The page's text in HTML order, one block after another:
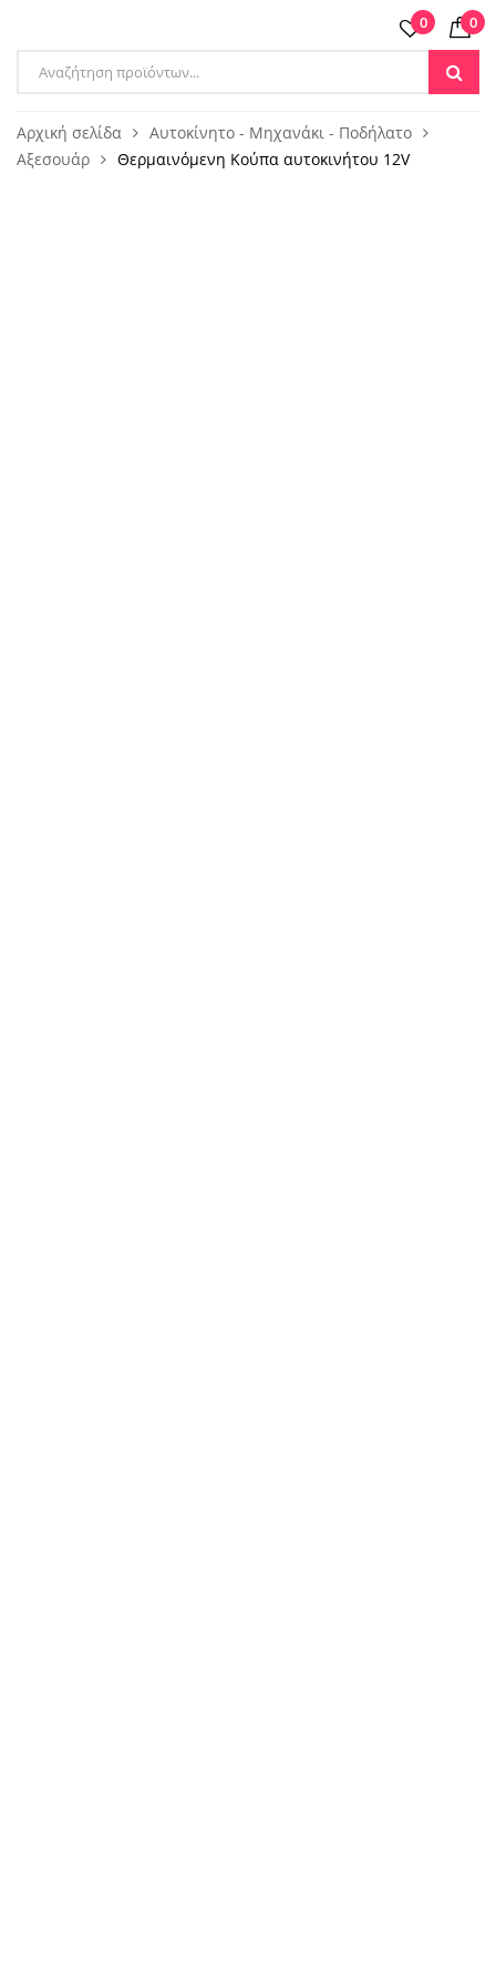
Products
0 0
Αρχική σελίδα
Αυτοκίνητο - Μηχανάκι - Ποδήλατο
Αξεσουάρ
Θερμαινόμενη Κούπα αυτοκινήτου 12V